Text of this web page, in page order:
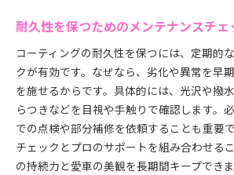
耐久性を保つためのメンテナンスチェ
コーティングの耐久性を保つには、定期的
クが有効です。なぜなら、劣化や異常を早
を施せるからです。具体的には、光沢や撥
らつきなどを目視や手触りで確認します。
での点検や部分補修を依頼することも重要
チェックとプロのサポートを組み合わせる
の持続力と愛車の美観を長期間キープできま